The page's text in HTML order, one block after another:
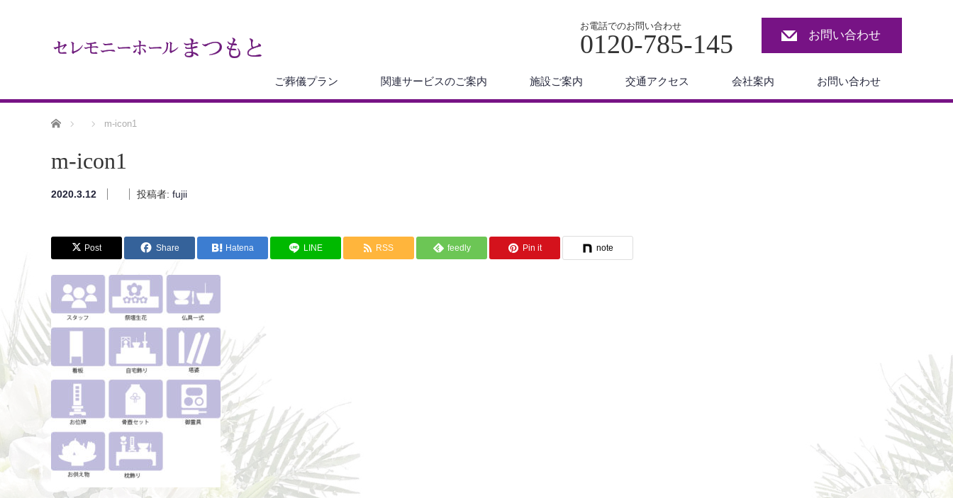
お電話でのお問い合わせ
0120-785-145 お問い合わせ
ご葬儀プラン 関連サービスのご案内 施設ご案内 交通アクセス 会社案内 お問い合わせ
ホーム m-icon1
m-icon1
2020.3.12 投稿者: fujii
Post Share Hatena LINE RSS feedly Pin it note